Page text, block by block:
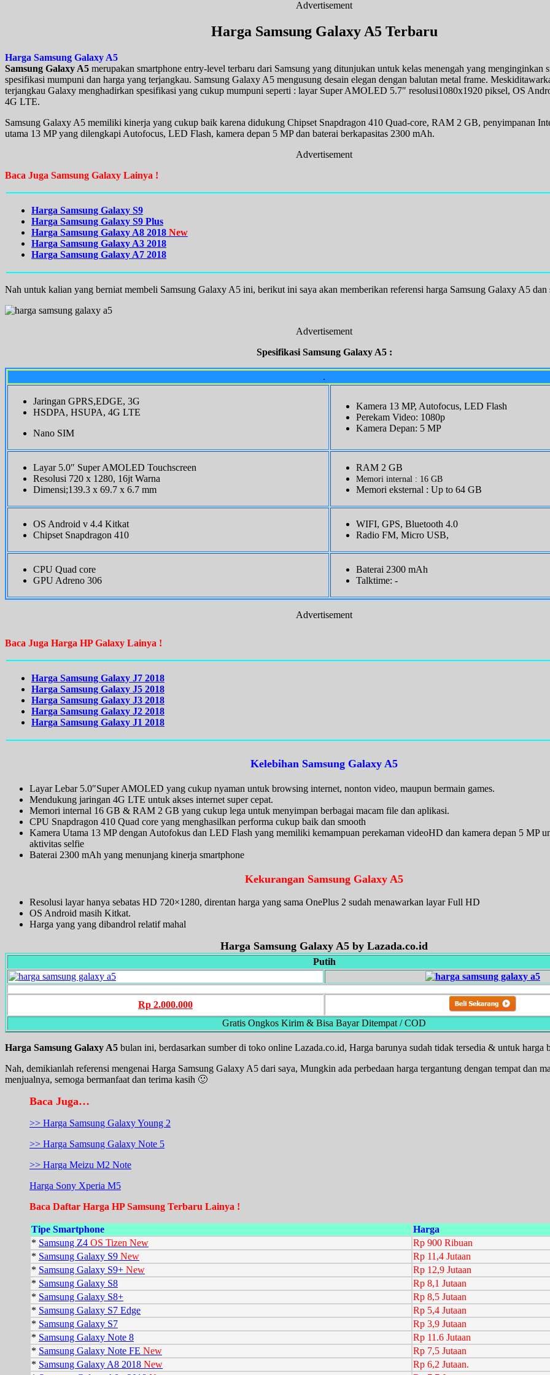
Advertisement
Harga Samsung Galaxy A5 Terbaru
Harga Samsung Galaxy A5
Samsung Galaxy A5 merupakan smartphone entry-level terbaru dari Samsung yang ditunjukan untuk kelas menengah yang menginginkan
spesifikasi mumpuni dan harga yang terjangkau. Samsung Galaxy A5 mengusung desain elegan dengan balutan metal frame.
terjangkau Galaxy menghadirkan spesifikasi yang cukup mumpuni seperti : layar Super AMOLED 5.7″ resolusi1080x1920 piksel, OS
4G LTE.
Samsung Galaxy A5 memiliki kinerja yang cukup baik karena didukung Chipset Snapdragon 410 Quad-core, RAM 2 GB, penyimpanan
utama 13 MP yang dilengkapi Autofocus, LED Flash, kamera depan 5 MP dan baterai berkapasitas 2300 mAh.
Advertisement
Baca Juga Samsung Galaxy Lainya !
Harga Samsung Galaxy S9
Harga Samsung Galaxy S9 Plus
Harga Samsung Galaxy A8 2018 New
Harga Samsung Galaxy A3 2018
Harga Samsung Galaxy A7 2018
Nah untuk kalian yang berniat membeli Samsung Galaxy A5 ini, berikut ini saya akan memberikan referensi harga Samsung Galaxy A5 dan
Advertisement
Spesifikasi Samsung Galaxy A5 :
.
Jaringan GPRS,EDGE, 3G
HSDPA, HSUPA, 4G LTE
Nano SIM
Kamera 13 MP, Autofocus, LED Flash
Perekam Video: 1080p
Kamera Depan: 5 MP
Layar 5.0″ Super AMOLED Touchscreen
Resolusi 720 x 1280, 16jt Warna
Dimensi;139.3 x 69.7 x 6.7 mm
RAM 2 GB
Memori internal : 16 GB
Memori eksternal : Up to 64 GB
OS Android v 4.4 Kitkat
Chipset Snapdragon 410
WIFI, GPS, Bluetooth 4.0
Radio FM, Micro USB,
CPU Quad core
GPU Adreno 306
Baterai 2300 mAh
Talktime: -
Advertisement
Baca Juga Harga HP Galaxy Lainya !
Harga Samsung Galaxy J7 2018
Harga Samsung Galaxy J5 2018
Harga Samsung Galaxy J3 2018
Harga Samsung Galaxy J2 2018
Harga Samsung Galaxy J1 2018
Kelebihan Samsung Galaxy A5
Layar Lebar 5.0″Super AMOLED yang cukup nyaman untuk browsing internet, nonton video, maupun bermain games.
Mendukung jaringan 4G LTE untuk akses internet super cepat.
Memori internal 16 GB & RAM 2 GB yang cukup lega untuk menyimpan berbagai macam file dan aplikasi.
CPU Snapdragon 410 Quad core yang menghasilkan performa cukup baik dan smooth
Kamera Utama 13 MP dengan Autofokus dan LED Flash yang memiliki kemampuan perekaman videoHD dan kamera depan 5 MP
aktivitas selfie
Baterai 2300 mAh yang menunjang kinerja smartphone
Kekurangan Samsung Galaxy A5
Resolusi layar hanya sebatas HD 720×1280, direntan harga yang sama OnePlus 2 sudah menawarkan layar Full HD
OS Android masih Kitkat.
Harga yang yang dibandrol relatif mahal
Harga Samsung Galaxy A5 by Lazada.co.id
Putih
Rp 2.000.000
Gratis Ongkos Kirim & Bisa Bayar Ditempat / COD
Harga Samsung Galaxy A5 bulan ini, berdasarkan sumber di toko online Lazada.co.id, Harga barunya sudah tidak tersedia & untuk harga
Nah, demikianlah referensi mengenai Harga Samsung Galaxy A5 dari saya, Mungkin ada perbedaan harga tergantung dengan tempat dan
menjualnya, semoga bermanfaat dan terima kasih 🙂
Baca Juga…
>> Harga Samsung Galaxy Young 2
>> Harga Samsung Galaxy Note 5
>> Harga Meizu M2 Note
Harga Sony Xperia M5
Baca Daftar Harga HP Samsung Terbaru Lainya !
Tipe Smartphone
Harga
* Samsung Z4 OS Tizen New
Rp 900 Ribuan
* Samsung Galaxy S9 New
Rp 11,4 Jutaan
* Samsung Galaxy S9+ New
Rp 12,9 Jutaan
* Samsung Galaxy S8
Rp 8,1 Jutaan
* Samsung Galaxy S8+
Rp 8,5 Jutaan
* Samsung Galaxy S7 Edge
Rp 5,4 Jutaan
* Samsung Galaxy S7
Rp 3,9 Jutaan
* Samsung Galaxy Note 8
Rp 11.6 Jutaan
* Samsung Galaxy Note FE New
Rp 7,5 Jutaan
* Samsung Galaxy A8 2018 New
Rp 6,2 Jutaan.